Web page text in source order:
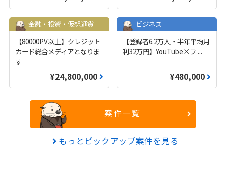
金融・投資・仮想通貨
【80000PV以上】クレジット
カード総合メディアとなりま
す
¥24,800,000
ビジネス
【登録者6.2万人・半年平均月
利32万円】YouTube×フ ...
¥480,000
案件一覧
もっとピックアップ案件を見る